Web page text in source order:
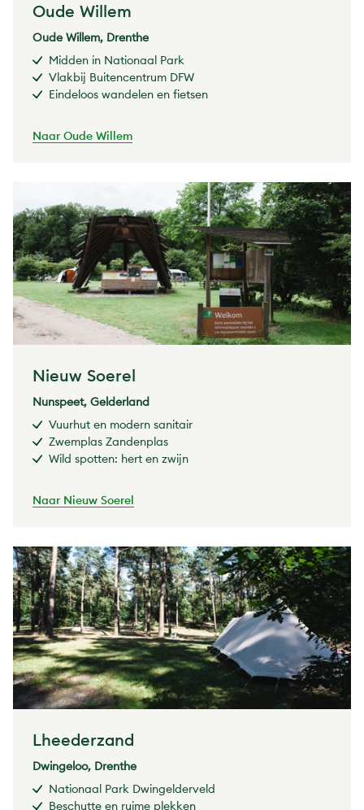
Oude Willem
Oude Willem, Drenthe
Midden in Nationaal Park
Vlakbij Buitencentrum DFW
Eindeloos wandelen en fietsen
Naar Oude Willem
Nieuw Soerel
Nunspeet, Gelderland
Vuurhut en modern sanitair
Zwemplas Zandenplas
Wild spotten: hert en zwijn
Naar Nieuw Soerel
Lheederzand
Dwingeloo, Drenthe
Nationaal Park Dwingelderveld
Beschutte en ruime plekken